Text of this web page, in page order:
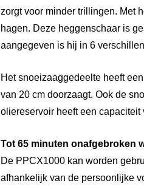
zorgt voor minder trillingen. Met
hagen. Deze heggenschaar is
aangegeven is hij in 6
Het snoeizaaggedeelte heeft
van 20 cm doorzaagt. Ook de
oliereservoir heeft een capaciteit
Tot 65 minuten onafgebroken
De PPCX1000 kan worden
afhankelijk van de persoonlijke